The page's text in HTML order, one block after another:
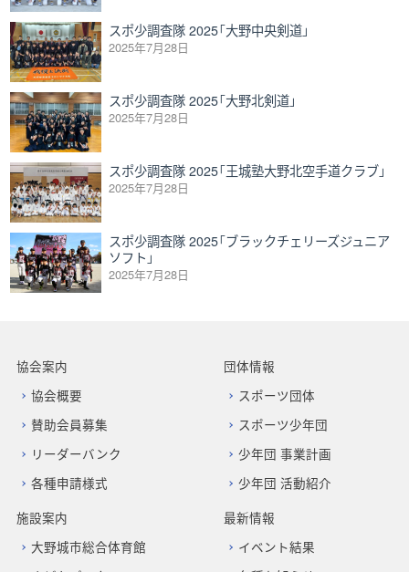
スポ少調査隊 2025「大野中央剣道」
2025年7月28日
スポ少調査隊 2025「大野北剣道」
2025年7月28日
スポ少調査隊 2025「王城塾大野北空手道クラブ」
2025年7月28日
スポ少調査隊 2025「ブラックチェリーズジュニア
ソフト」
2025年7月28日
協会案内
協会概要
賛助会員募集
リーダーバンク
各種申請様式
施設案内
大野城市総合体育館
団体情報
スポーツ団体
スポーツ少年団
少年団 事業計画
少年団 活動紹介
最新情報
イベント結果